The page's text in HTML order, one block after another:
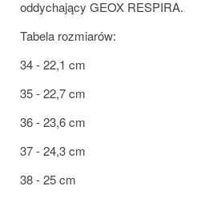
oddychający GEOX RESPIRA.
Tabela rozmiarów:
34 - 22,1 cm
35 - 22,7 cm
36 - 23,6 cm
37 - 24,3 cm
38 - 25 cm